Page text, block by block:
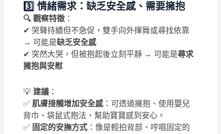
3️⃣ 情緒需求：缺乏安全感、需要擁抱
🔍 觀察特徵 ：
✔ 哭聲持續但不急促，雙手向外揮舞或尋找依靠
→ 可能是缺乏安全感
✔ 突然大哭，但被抱起後立刻平靜 → 可能是尋求
擁抱與安慰
💡 建議 ：
✅肌膚接觸增加安全感：可透過擁抱、使用嬰兒
背巾、袋鼠式抱法，幫助寶寶感到安心。
✅ 固定的安撫方式 ：像是輕拍背部、哼唱固定的